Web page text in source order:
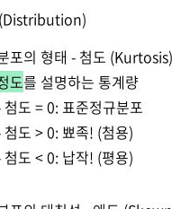
포의 형태 - 첨도
도를 설명하는 통계량
첨도 = 0: 표준정규분포
첨도 > 0: 뾰족! (첨용)
첨도 < 0: 납작! (평용)